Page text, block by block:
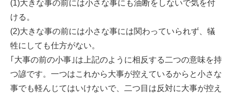
(1)大きな事の前には小さな事にも油断をしないで気を付
ける。
(2)大きな事の前には小さな事には関わっていられず、犠
牲にしても仕方がない。
｢大事の前の小事｣は上記のように相反する二つの意味を持
つ諺です。一つはこれから大事が控えているからと小さな
事でも軽んじてはいけないで、二つ目は反対に大事が控え